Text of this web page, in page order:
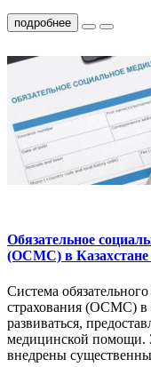
подробнее
Обязательное
(ОСМС) в Казахстане
Система
страхования (ОСМС) в
развиваться,
медицинской помощи.
внедрены